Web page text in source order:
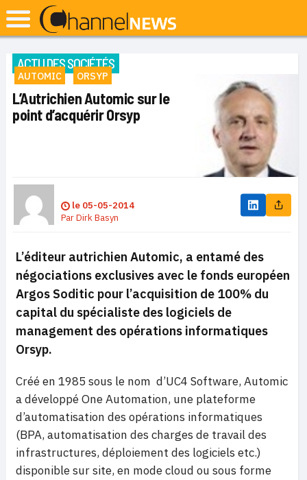
ACTU DES SOCIÉTÉS
AUTOMIC ORSYP
L’Autrichien Automic sur le
point d’acquérir Orsyp
le 05-05-2014
ParDirk Basyn
L’éditeur autrichien Automic, a entamé des
négociations exclusives avec le fonds européen
Argos Soditic pour l’acquisition de 100% du
capital du spécialiste des logiciels de
management des opérations informatiques
Orsyp.
Créé en 1985 sous le nom d’UC4 Software, Automic
a développé One Automation, une plateforme
d’automatisation des opérations informatiques
(BPA, automatisation des charges de travail des
infrastructures, déploiement des logiciels etc.)
disponible sur site, en mode cloud ou sous forme